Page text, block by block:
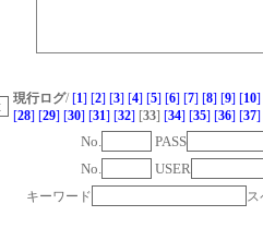
現行ログ/ [1] [2] [3] [4] [5] [6] [7] [8] [9] [10]
[28] [29] [30] [31] [32] [33] [34] [35] [36] [37]
No.
PASS
No.
USER
キーワード